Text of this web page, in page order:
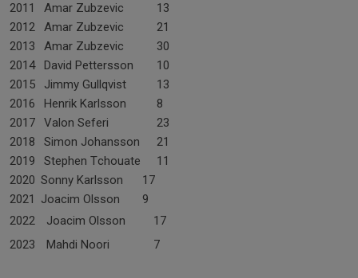
2011
Amar Zubzevic
13
2012
Amar Zubzevic
21
2013
Amar Zubzevic
30
2014
David Pettersson
10
2015
Jimmy Gullqvist
13
2016
Henrik Karlsson
8
2017
Valon Seferi
23
2018
Simon Johansson
21
2019
Stephen Tchouate
11
2020 Sonny Karlsson
17
2021
Joacim Olsson
9
2022
Joacim Olsson
17
2023
Mahdi Noori 7